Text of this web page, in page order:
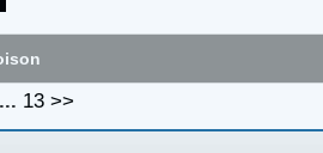
... 13 >>